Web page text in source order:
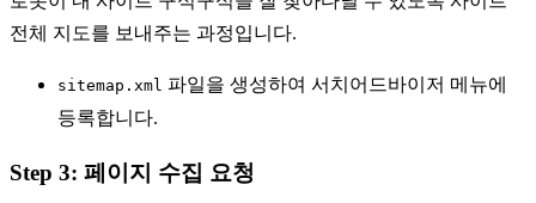
전체 지도를 보내주는 과정입니다.
sitemap.xml 파일을 생성하여 서치어드바이저 메뉴에
등록합니다.
Step 3: 페이지 수집 요청